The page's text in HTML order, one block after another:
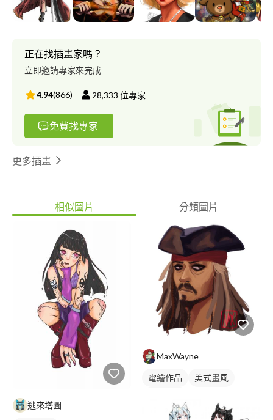
•́‿•̀｡)⊃） - 您好，我是一名大三設計系學生，平常在家有剪接影片
和畫畫的興趣，因經濟能力有限，所以希望想賺點外快，我是一名
studio PS AI平常需要兼顧學業，但接工作後我會盡快完成委，希
望多多包涵！ - 繪畫風格： Q版、插畫、人像、似顏、素描（色
彩、黑白）等 1.⚠️我是外籍人士身份，這裏並不提供超商繳款、只
提供銀行卡轉賬、ATM匯款、現金這三種方式（現金只限於桃園
區） 2.⚠️確定要接受委托後，請先支付50%訂金，並且上傳收據或
證明給我，等我確認匯款後我才會開始製作哦～ 3.⚠️修改次數上限
為兩次，若果每修改多一次就要多付$100 4.⚠️等到尾款都確認
心等候哦 6.⚠️詢問的時候請帶禮貌，若果你以不好的態度對我我也
會這樣對你哦 7.⚠️本人現在兼顧學生和被委者的身份，功課量多得
正在找插畫家嗎？
立即邀請專家來完成
4.94(866) 28,333 位專家
免費找專家
更多插畫
相似圖片 分類圖片
逃來塔圖
MaxWayne
電繪作品
美式畫風